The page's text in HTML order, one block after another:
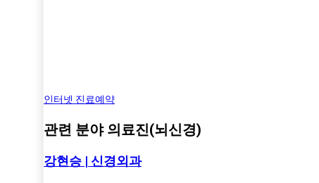
인터넷 진료예약
관련 분야 의료진(뇌신경)
강현승 | 신경외과